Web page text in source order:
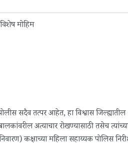
सदैव तत्पर आहेत, हा विश्वास जिल्ह्यातील
अत्याचार रोखण्यासाठी तसेच
कक्षाच्या महिला सहाय्यक पोलिस